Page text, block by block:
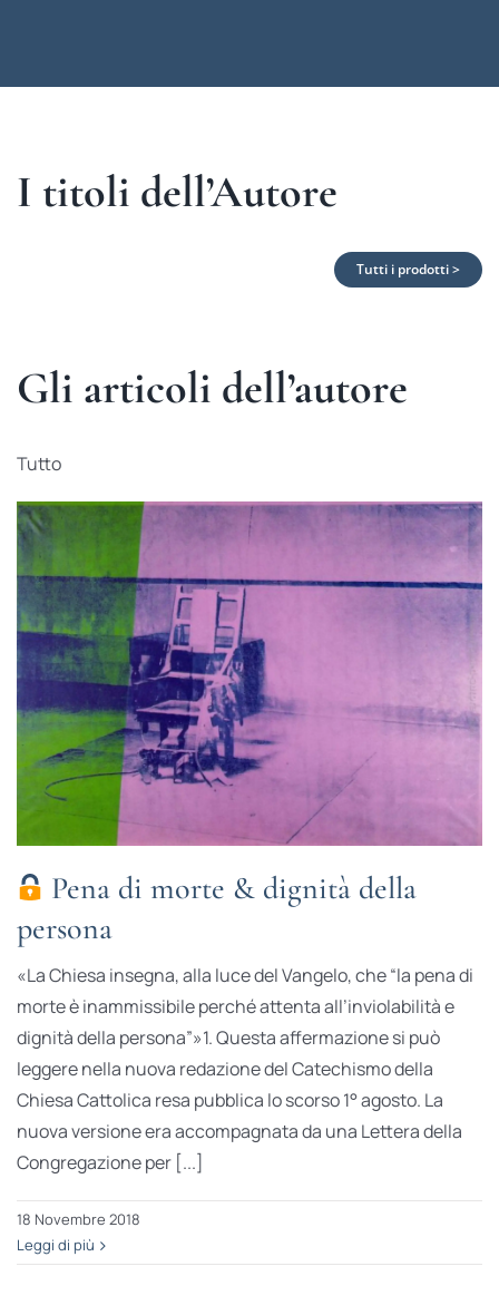
I titoli dell’Autore
Tutti i prodotti >
Gli articoli dell’autore
Tutto
Pena di morte & dignità della
persona
«La Chiesa insegna, alla luce del Vangelo, che “la pena di
morte è inammissibile perché attenta all’inviolabilità e
dignità della persona”»1. Questa affermazione si può
leggere nella nuova redazione del Catechismo della
Chiesa Cattolica resa pubblica lo scorso 1° agosto. La
nuova versione era accompagnata da una Lettera della
Congregazione per [...]
18 Novembre 2018
Leggi di più